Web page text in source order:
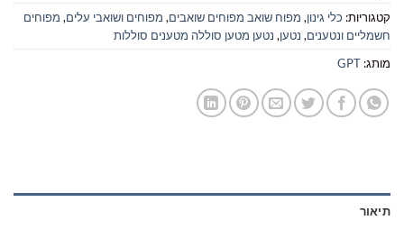
קטגוריות:כלי גינון,מפוח שואב מפוחים שואבים,מפוחים ושואבי עלים,מפוחים
חשמליים ונטענים,נטען,נטען מטען סוללה מטענים סוללות
מותג:GPT
תיאור